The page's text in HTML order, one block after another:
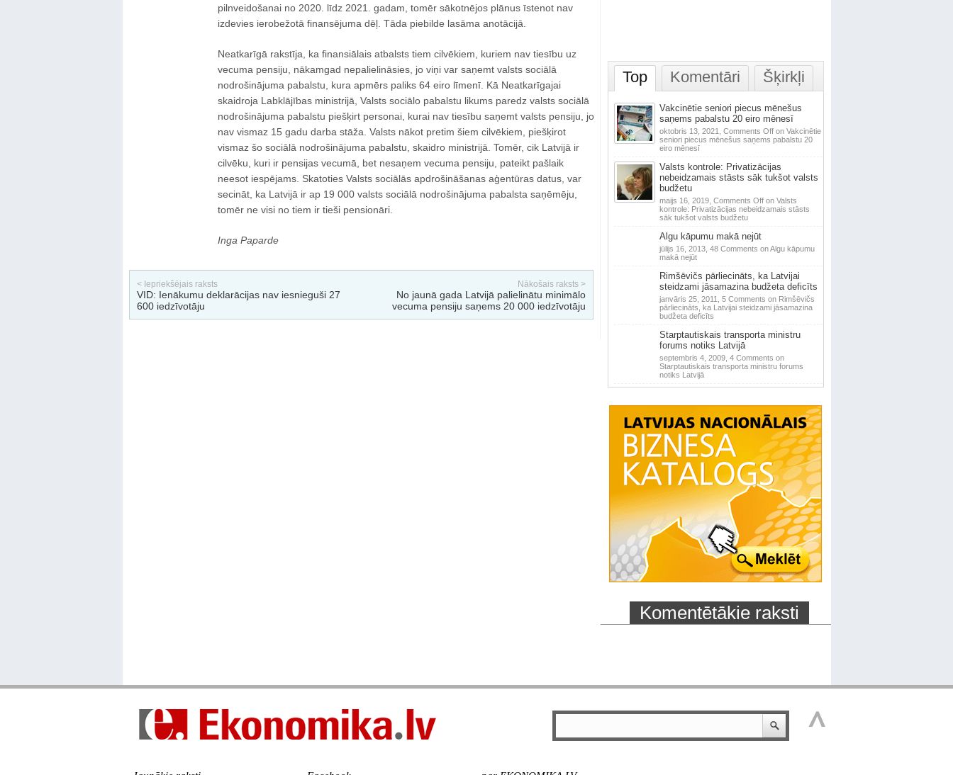
pilnveidošanai no 2020. līdz 2021. gadam, tomēr sākotnējos plānus īstenot nav
izdevies ierobežotā finansējuma dēļ. Tāda piebilde lasāma anotācijā.
Neatkarīgā rakstīja, ka finansiālais atbalsts tiem cilvēkiem, kuriem nav tiesību uz
vecuma pensiju, nākamgad nepalielināsies, jo viņi var saņemt valsts sociālā
nodrošinājuma pabalstu, kura apmērs paliks 64 eiro līmenī. Kā Neatkarīgajai
skaidroja Labklājības ministrijā, Valsts sociālo pabalstu likums paredz valsts sociālā
nodrošinājuma pabalstu piešķirt personai, kurai nav tiesību saņemt valsts pensiju, jo
nav vismaz 15 gadu darba stāža. Valsts nākot pretim šiem cilvēkiem, piešķirot
vismaz šo sociālā nodrošinājuma pabalstu, skaidro ministrijā. Tomēr, cik Latvijā ir
cilvēku, kuri ir pensijas vecumā, bet nesaņem vecuma pensiju, pateikt pašlaik
neesot iespējams. Skatoties Valsts sociālās apdrošināšanas aģentūras datus, var
secināt, ka Latvijā ir ap 19 000 valsts sociālā nodrošinājuma pabalsta saņēmēju,
tomēr ne visi no tiem ir tieši pensionāri.
Inga Paparde
< Iepriekšējais raksts
VID: Ienākumu deklarācijas nav iesnieguši 27
600 iedzīvotāju
Nākošais raksts >
No jaunā gada Latvijā palielinātu minimālo
vecuma pensiju saņems 20 000 iedzīvotāju
Top Komentāri Šķirkļi
Vakcinētie seniori piecus mēnešus
saņems pabalstu 20 eiro mēnesī
oktobris 13, 2021, Comments Offon Vakcinētie
seniori piecus mēnešus saņems pabalstu 20
eiro mēnesī
Valsts kontrole: Privatizācijas
nebeidzamais stāsts sāk tukšot valsts
budžetu
maijs 16, 2019, Comments Offon Valsts
kontrole: Privatizācijas nebeidzamais stāsts
sāk tukšot valsts budžetu
Algu kāpumu makā nejūt
jūlijs 16, 2013, 48 Comments on Algu kāpumu
makā nejūt
Rimšēvičs pārliecināts, ka Latvijai
steidzami jāsamazina budžeta deficīts
janvāris 25, 2011, 5 Comments on Rimšēvičs
pārliecināts, ka Latvijai steidzami jāsamazina
budžeta deficīts
Starptautiskais transporta ministru
forums notiks Latvijā
septembris 4, 2009, 4 Comments on
Starptautiskais transporta ministru forums
notiks Latvijā
Komentētākie raksti